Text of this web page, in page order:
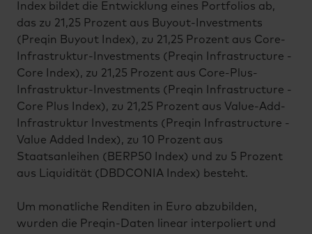
Index bildet die Entwicklung eines Portfolios ab,
das zu 21,25 Prozent aus Buyout-Investments
(Preqin Buyout Index), zu 21,25 Prozent aus Core-
Infrastruktur-Investments (Preqin Infrastructure -
Core Index), zu 21,25 Prozent aus Core-Plus-
Infrastruktur-Investments (Preqin Infrastructure -
Core Plus Index), zu 21,25 Prozent aus Value-Add-
Infrastruktur Investments (Preqin Infrastructure -
Value Added Index), zu 10 Prozent aus
Staatsanleihen (BERP50 Index) und zu 5 Prozent
aus Liquidität (DBDCONIA Index) besteht.
Um monatliche Renditen in Euro abzubilden,
wurden die Preqin-Daten linear interpoliert und